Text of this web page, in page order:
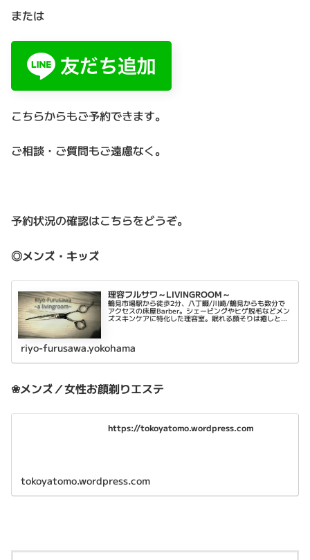
または
こちらからもご予約できます。
ご相談・ご質問もご遠慮なく。
予約状況の確認はこちらをどうぞ。
◎メンズ・キッズ
理容フルサワ～LIVINGROOM～
鶴見市場駅から徒歩2分、八丁畷/川崎/鶴見からも数分で
アクセスの床屋Barber。シェービングやヒゲ脱毛などメン
ズスキンケアに特化した理容室。眠れる顔そりは癒しと乾
riyo-furusawa.yokohama
❀メンズ／女性お顔剃りエステ
https://tokoyatomo.wordpress.com
tokoyatomo.wordpress.com